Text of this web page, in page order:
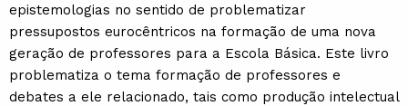
epistemologias no sentido de problematizar
pressupostos eurocêntricos na formação de uma nova
geração de professores para a Escola Básica. Este livro
problematiza o tema formação de professores e
debates a ele relacionado, tais como produção intelectual